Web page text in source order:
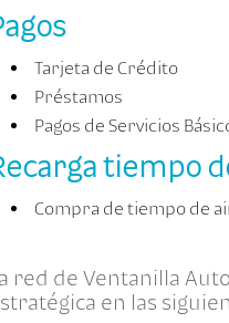
Tarjeta de Crédito
Préstamos
Pagos de Servicios
tiempo
Compra de tiempo de
red de Ventanilla
en las